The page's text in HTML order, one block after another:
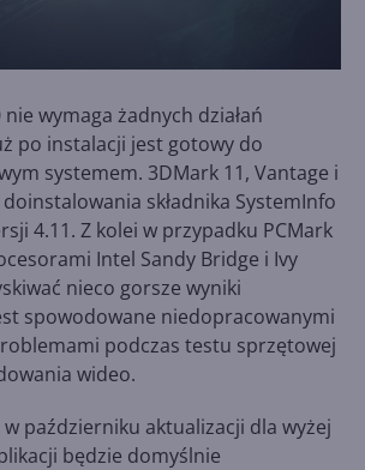
wymaga żadnych działań
po instalacji jest gotowy do
systemem. 3DMark 11, Vantage i
składnika SystemInfo
4.11. Z kolei w przypadku PCMark
Intel Sandy Bridge i Ivy
nieco gorsze wyniki
spowodowane niedopracowanymi
podczas testu sprzętowej
wideo.
październiku aktualizacji dla wyżej
będzie domyślnie